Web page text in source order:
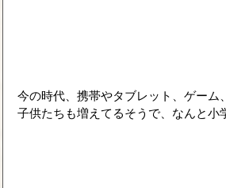
今の時代、携帯やタブレット、ゲー
子供たちも増えてるそうで、なんと小